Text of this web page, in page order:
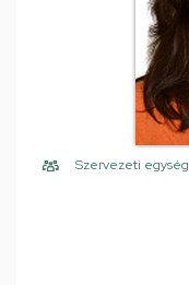
Szervezeti egység